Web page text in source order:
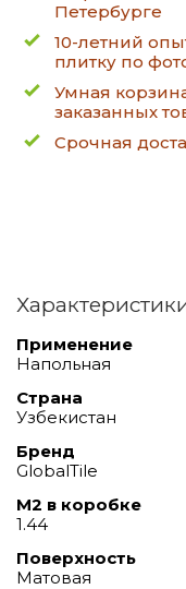
Петербурге
10-летний
плитку по
Умная
заказанных
Срочная
Применение
Напольная
Страна
Узбекистан
Бренд
GlobalTile
М2 в коробке
1.44
Поверхность
Матовая